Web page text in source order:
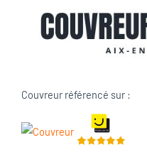
Couvreur référencé sur :